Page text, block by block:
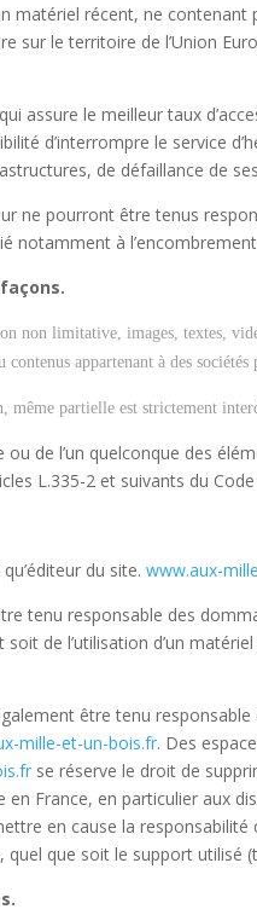
matériel récent, ne
sur le territoire de l’Union
assure le meilleur taux
d’interrompre le service
de défaillance de
ne pourront être tenus
à
non limitative, images, textes,
appartenant à des sociétés
partielle est strictement
de l’un quelconque des
L.335-2 et suivants du
du site.www.aux-
tenu responsable des
soit de l’utilisation d’un
être tenu responsable
mille-et-un-bois.fr. Des
se réserve le droit de
en France, en particulier aux
en cause la
que soit le support utilisé